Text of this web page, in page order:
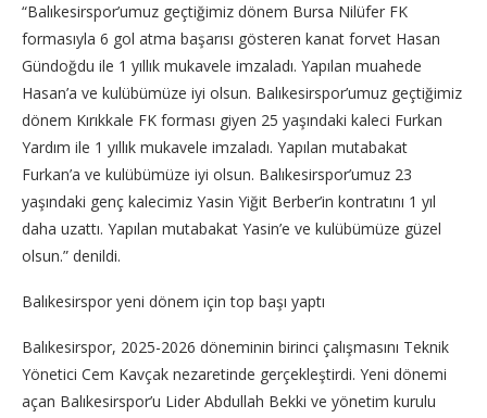
“Balıkesirspor’umuz geçtiğimiz dönem Bursa Nilüfer FK
formasıyla 6 gol atma başarısı gösteren kanat forvet Hasan
Gündoğdu ile 1 yıllık mukavele imzaladı. Yapılan muahede
Hasan’a ve kulübümüze iyi olsun. Balıkesirspor’umuz geçtiğimiz
dönem Kırıkkale FK forması giyen 25 yaşındaki kaleci Furkan
Yardım ile 1 yıllık mukavele imzaladı. Yapılan mutabakat
Furkan’a ve kulübümüze iyi olsun. Balıkesirspor’umuz 23
yaşındaki genç kalecimiz Yasin Yiğit Berber’in kontratını 1 yıl
daha uzattı. Yapılan mutabakat Yasin’e ve kulübümüze güzel
olsun.” denildi.
Balıkesirspor yeni dönem için top başı yaptı
Balıkesirspor, 2025-2026 döneminin birinci çalışmasını Teknik
Yönetici Cem Kavçak nezaretinde gerçekleştirdi. Yeni dönemi
açan Balıkesirspor’u Lider Abdullah Bekki ve yönetim kurulu